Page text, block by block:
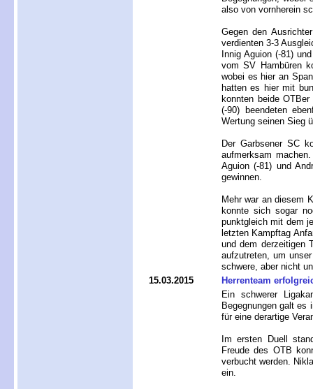
also von vornherein
Gegen den
verdienten 3-3
Innig Aguion (-81)
vom SV Hambüren
wobei es hier an
hatten es hier mit
konnten beide
(-90) beendeten
Wertung seinen Sieg
Der Garbsener SC
aufmerksam
Aguion (-81) und
gewinnen.
Mehr war an diesem
konnte sich sogar
punktgleich mit dem
letzten Kampftag
und dem derzeitigen
aufzutreten, um
schwere, aber nicht
15.03.2015
Herrenteam
Ein schwerer
Begegnungen galt es
für eine derartige
Im ersten Duell
Freude des OTB
verbucht werden.
ein.